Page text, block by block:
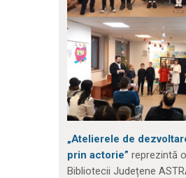
„Atelierele de
prin actorie” reprezintă
Bibliotecii Județene